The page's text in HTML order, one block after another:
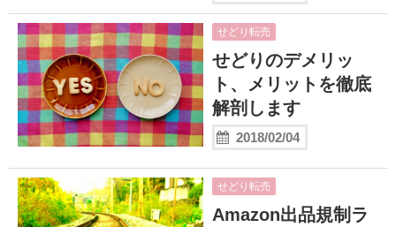
せどり転売
せどりのデメリッ
ト、メリットを徹底
解剖します
2018/02/04
せどり転売
Amazon出品規制ラ